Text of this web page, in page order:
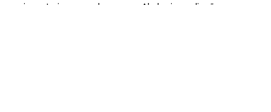
mejorar tu imagen de marca. Al elegir un diseño y